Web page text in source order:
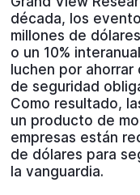
década, los
millones de
o un 10%
luchen por ahorrar
de seguridad
Como resultado,
un producto de
empresas están
de dólares para
la vanguardia.